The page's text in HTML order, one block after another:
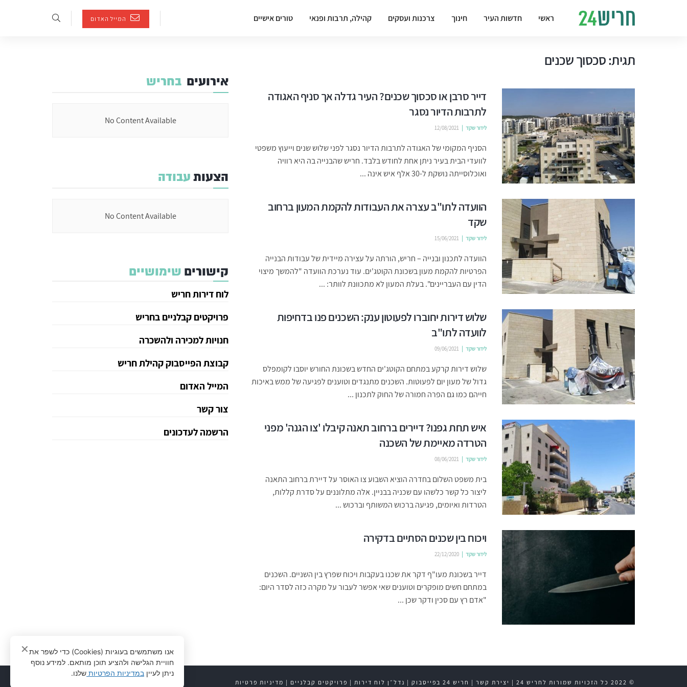
ראשי חדשות העיר חינוך צרכנות ועסקים קהילה, תרבות ופנאי טורים אישיים המייל האדום
תגית:סכסוך שכנים
דייר סרבן או סכסוך שכנים? העיר גדלה אך סניף האגודה
לתרבות הדיור נסגר
לידור שקד 12/08/2021
הסניף המקומי של האגודה לתרבות הדיור נסגר לפני שלוש שנים וייעוץ משפטי
לוועדי הבית בעיר ניתן אחת לחודש בלבד. חריש שהבנייה בה היא רוויה
ואוכלוסייתה נושקת ל-30 אלף איש אינה ...
הוועדה לתו"ב עצרה את העבודות להקמת המעון ברחוב
שקד
לידור שקד 15/06/2021
הוועדה לתכנון ובנייה – חריש, הורתה על עצירה מיידית של עבודות הבנייה
הפרטיות להקמת מעון בשכונת הקוטג'ים. עוד נערכת הוועדה "להמשך מיצוי
הדין עם העבריינים". בעלת המעון לא מתכוונת לוותר: ...
שלוש דירות יחוברו לפעוטון ענק: השכנים פנו בדחיפות
לוועדה לתו"ב
לידור שקד 09/06/2021
שלוש דירות קרקע במתחם הקוטג'ים החדש בשכונת החורש יוסבו לקומפלס
גדול של מעון יום לפעוטות. השכנים מתנגדים וטוענים לפגיעה של ממש באיכות
חייהם כמו גם הפרה חמורה של החוק לתכנון ...
איש תחת גפנו? דיירים ברחוב תאנה קיבלו 'צו הגנה' מפני
הטרדה מאיימת של השכנה
לידור שקד 08/06/2021
בית משפט השלום בחדרה הוציא השבוע צו האוסר על דיירת ברחוב התאנה
ליצור כל קשר כלשהו עם שכניה בבניין. אלה מתלוננים על סדרת קללות,
הטרדות ואיומים, פגיעה ברכוש המשותף וברכוש ...
ויכוח בין שכנים הסתיים בדקירה
לידור שקד 22/12/2020
דייר בשכונת מעו"ף דקר את שכנו בעקבות ויכוח שפרץ בין השניים. השכנים
במתחם חשים מופקרים וטוענים שאי אפשר לעבור על מקרה כזה לסדר היום:
"אדם רץ עם סכין ודקר שכן ...
אירועים בחריש
No Content Available
הצעותעבודה
No Content Available
קישורים שימושיים
לוח דירות חריש
פרויקטים קבלניים בחריש
חנויות למכירה ולהשכרה
קבוצת הפייסבוק קהילת חריש
המייל האדום
צור קשר
הרשמה לעדכונים
© 2022 כל הזכויות שמורות לחריש 24 | יצירת קשר | חריש 24 בפייסבוק | נדל״ן לוח דירות | פרויקטים קבלניים | מדיניות פרטיות
אנו משתמשים בעוגיות (Cookies) כדי לשפר את
חוויית הגלישה ולהציע תוכן מותאם. למידע נוסף
ניתן לעיין במדיניות הפרטיות שלנו.
✕